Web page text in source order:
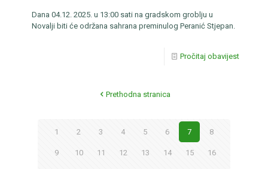
Dana 04.12. 2025. u 13:00 sati na gradskom groblju u
Novalji biti će održana sahrana preminulog Peranić Stjepan.
Pročitaj obavijest
Prethodna stranica
1 2 3 4 5 6 7 8
9 10 11 12 13 14 15 16